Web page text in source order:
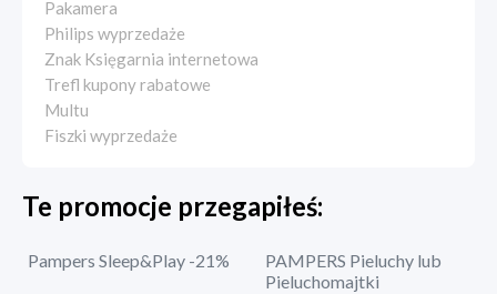
Pakamera
Philips wyprzedaże
Znak Księgarnia internetowa
Trefl kupony rabatowe
Multu
Fiszki wyprzedaże
Te promocje przegapiłeś:
Pampers Sleep&Play -21%
PAMPERS Pieluchy lub
Pieluchomajtki